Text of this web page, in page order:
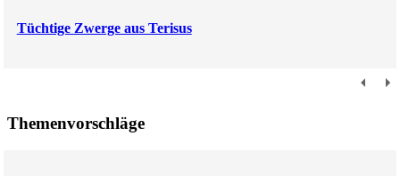
Tüchtige Zwerge aus Terisus
Themenvorschläge